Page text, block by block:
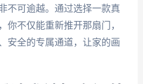
不可逾越。通过选择一款真
你不仅能重新推开那扇门，
安全的专属通道，让家的画